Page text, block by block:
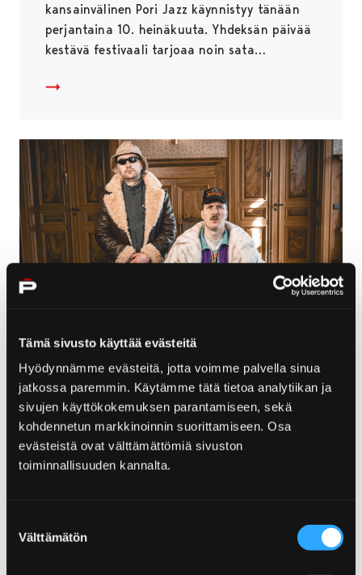
Tämä sivusto käyttää evästeitä
Hyödynnämme evästeitä, jotta voimme palvella sinua
jatkossa paremmin. Käytämme tätä tietoa analytiikan ja
sivujen käyttökokemuksen parantamiseen, sekä
kohdennetun markkinoinnin suorittamiseen. Osa
evästeistä ovat välttämättömiä sivuston
toiminnallisuuden kannalta.
valinta
Välttämätön
kansainvälinen Pori Jazz käynnistyy tänään
perjantaina 10. heinäkuuta. Yhdeksän päivää
kestävä festivaali tarjoaa noin sata…
Pori Jazz 2026 jatkaa Porin festivaalikesää
Porittajat on ehdolla Finnish Travel
Galan Vuoden
markkinointikampanjaksi
06.07.2026
valtakunnallisella NPS-kyselytutkimuksella,